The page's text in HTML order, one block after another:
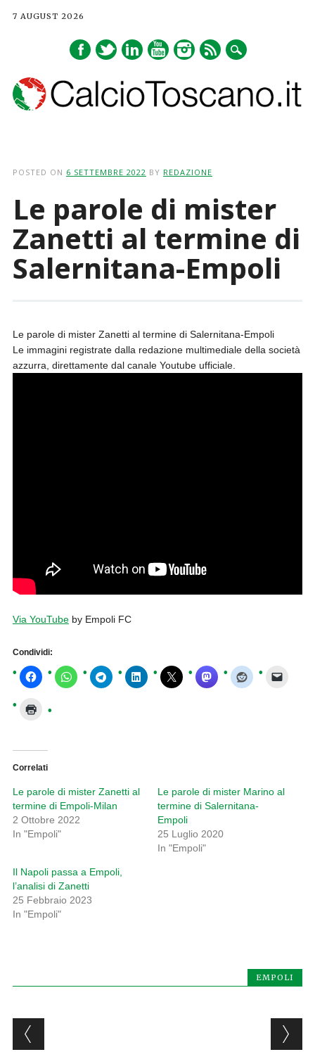
7 AUGUST 2026
POSTED ON 6 SETTEMBRE 2022 BY REDAZIONE
Le parole di mister
Zanetti al termine di
Salernitana-Empoli
Le parole di mister Zanetti al termine di Salernitana-Empoli
Le immagini registrate dalla redazione multimediale della società
azzurra, direttamente dal canale Youtube ufficiale.
Via YouTubeby Empoli FC
Condividi:
Correlati
Le parole di mister Zanetti al
termine di Empoli-Milan
2 Ottobre 2022
In "Empoli"
Le parole di mister Marino al
termine di Salernitana-
Empoli
25 Luglio 2020
In "Empoli"
Il Napoli passa a Empoli,
l’analisi di Zanetti
25 Febbraio 2023
In "Empoli"
EMPOLI
Post navigation